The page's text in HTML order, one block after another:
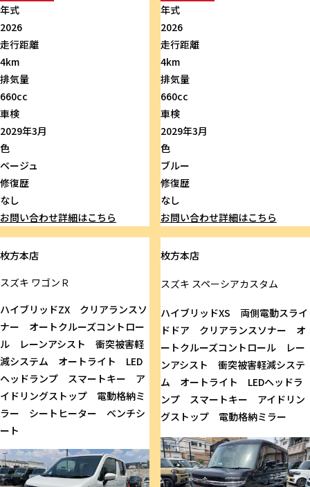
年式
2026
走行距離
4km
排気量
660cc
車検
2029年3月
色
ベージュ
修復歴
なし
お問い合わせ詳細はこちら
年式
2026
走行距離
4km
排気量
660cc
車検
2029年3月
色
ブルー
修復歴
なし
お問い合わせ詳細はこちら
枚方本店
スズキ ワゴンＲ
ハイブリッドZX クリアランスソ
ナー オートクルーズコントロー
ル レーンアシスト 衝突被害軽
減システム オートライト LED
ヘッドランプ スマートキー ア
イドリングストップ 電動格納ミ
ラー シートヒーター ベンチシ
ート
枚方本店
スズキ スペーシアカスタム
ハイブリッドXS 両側電動スライ
ドドア クリアランスソナー オ
ートクルーズコントロール レー
ンアシスト 衝突被害軽減システ
ム オートライト LEDヘッドラ
ンプ スマートキー アイドリン
グストップ 電動格納ミラー